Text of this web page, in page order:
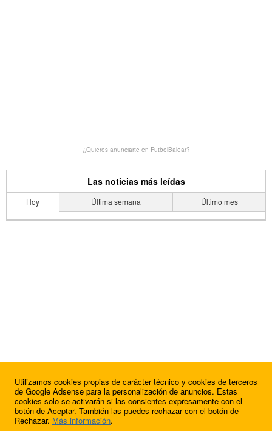
¿Quieres anunciarte en FutbolBalear?
Las noticias más leídas
Hoy Última semana Último mes
Utilizamos cookies propias de carácter técnico y cookies de terceros
de Google Adsense para la personalización de anuncios. Estas
cookies solo se activarán si las consientes expresamente con el
botón de Aceptar. También las puedes rechazar con el botón de
Rechazar. Más información.